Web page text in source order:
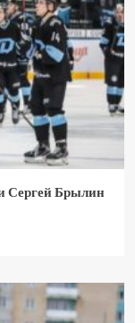
Сергей Брылин